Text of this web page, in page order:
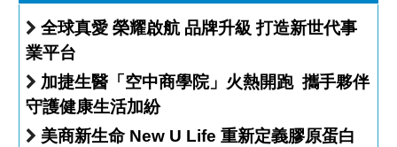
全球真愛 榮耀啟航 品牌升級 打造新世代事
業平台
加捷生醫「空中商學院」火熱開跑 攜手夥伴
守護健康生活加紛
美商新生命 New U Life 重新定義膠原蛋白